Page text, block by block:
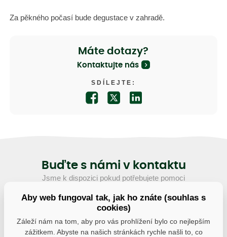
Za pěkného počasí bude degustace v zahradě.
Máte dotazy?
Kontaktujte nás
SDÍLEJTE:
Buďte s námi v kontaktu
Jsme k dispozici pokud potřebujete pomoci
kostelec@trees.cz
491 520 334
Aby web fungoval tak, jak ho znáte (souhlas s
cookies)
Záleží nám na tom, aby pro vás prohlížení bylo co nejlepším
zážitkem. Abyste na našich stránkách rychle našli to, co